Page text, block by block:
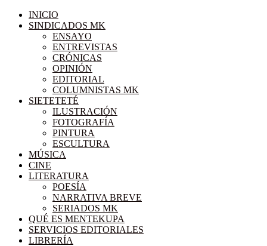
INICIO
SINDICADOS MK
ENSAYO
ENTREVISTAS
CRÓNICAS
OPINIÓN
EDITORIAL
COLUMNISTAS MK
SIETETETÉ
ILUSTRACIÓN
FOTOGRAFÍA
PINTURA
ESCULTURA
MÚSICA
CINE
LITERATURA
POESÍA
NARRATIVA BREVE
SERIADOS MK
QUÉ ES MENTEKUPA
SERVICIOS EDITORIALES
LIBRERÍA